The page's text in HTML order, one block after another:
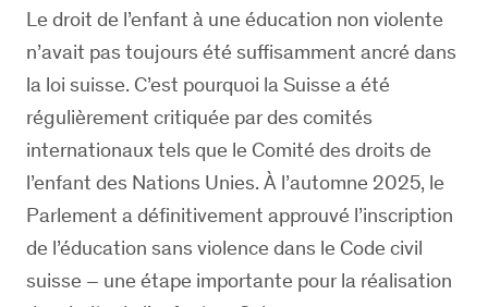
Le droit de l’enfant à une éducation non violente
n’avait pas toujours été suffisamment ancré dans
la loi suisse. C’est pourquoi la Suisse a été
régulièrement critiquée par des comités
internationaux tels que le Comité des droits de
l’enfant des Nations Unies. À l’automne 2025, le
Parlement a définitivement approuvé l’inscription
de l’éducation sans violence dans le Code civil
suisse – une étape importante pour la réalisation